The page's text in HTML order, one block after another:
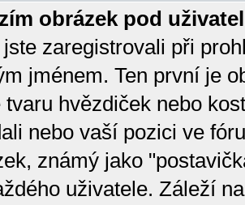
obrázek pod
zaregistrovali při
jménem. Ten první je
tvaru hvězdiček nebo
nebo vaší pozici ve
známý jako
uživatele. Záleží